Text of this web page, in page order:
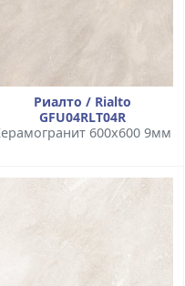
Риалто / Rialto
GFU04RLT04R
600x600 9мм